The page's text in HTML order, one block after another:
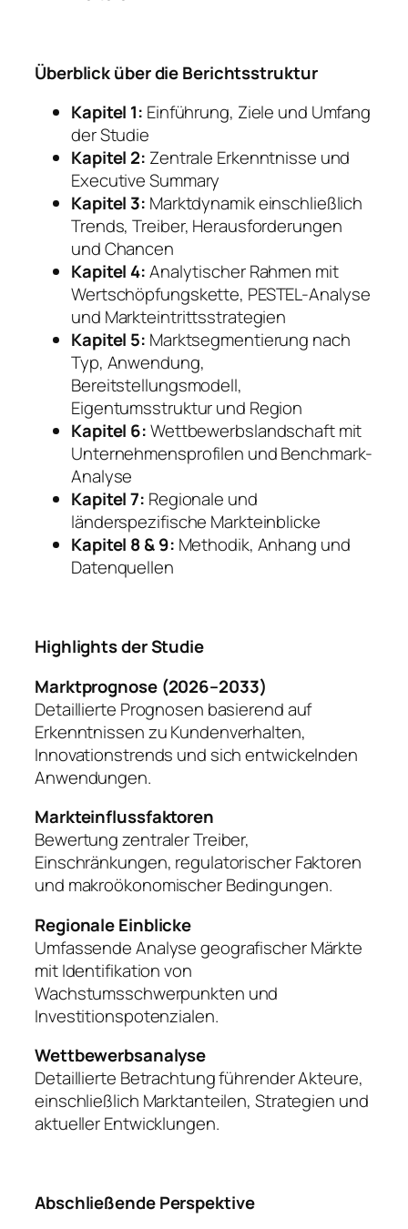
Überblick über die Berichtsstruktur
Kapitel 1: Einführung, Ziele und Umfang
der Studie
Kapitel 2: Zentrale Erkenntnisse und
Executive Summary
Kapitel 3: Marktdynamik einschließlich
Trends, Treiber, Herausforderungen
und Chancen
Kapitel 4:Analytischer Rahmen mit
Wertschöpfungskette, PESTEL-Analyse
und Markteintrittsstrategien
Kapitel 5: Marktsegmentierung nach
Typ, Anwendung,
Bereitstellungsmodell,
Eigentumsstruktur und Region
Kapitel 6:Wettbewerbslandschaft mit
Unternehmensprofilen und Benchmark-
Analyse
Kapitel 7: Regionale und
länderspezifische Markteinblicke
Kapitel 8 & 9: Methodik, Anhang und
Datenquellen
Highlights der Studie
Marktprognose (2026–2033)
Detaillierte Prognosen basierend auf
Erkenntnissen zu Kundenverhalten,
Innovationstrends und sich entwickelnden
Anwendungen.
Markteinflussfaktoren
Bewertung zentraler Treiber,
Einschränkungen, regulatorischer Faktoren
und makroökonomischer Bedingungen.
Regionale Einblicke
Umfassende Analyse geografischer Märkte
mit Identifikation von
Wachstumsschwerpunkten und
Investitionspotenzialen.
Wettbewerbsanalyse
Detaillierte Betrachtung führender Akteure,
einschließlich Marktanteilen, Strategien und
aktueller Entwicklungen.
Abschließende Perspektive